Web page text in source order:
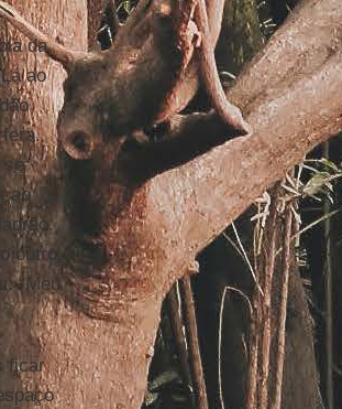
da
ao
se
ao
outro.
“Meu
ficar